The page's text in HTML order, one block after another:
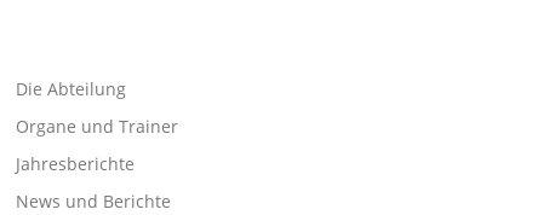
Die Abteilung
Organe und Trainer
Jahresberichte
News und Berichte